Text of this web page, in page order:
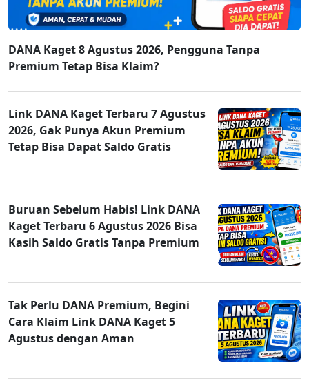
DANA Kaget 8 Agustus 2026, Pengguna Tanpa
Premium Tetap Bisa Klaim?
Link DANA Kaget Terbaru 7 Agustus
2026, Gak Punya Akun Premium
Tetap Bisa Dapat Saldo Gratis
Buruan Sebelum Habis! Link DANA
Kaget Terbaru 6 Agustus 2026 Bisa
Kasih Saldo Gratis Tanpa Premium
Tak Perlu DANA Premium, Begini
Cara Klaim Link DANA Kaget 5
Agustus dengan Aman